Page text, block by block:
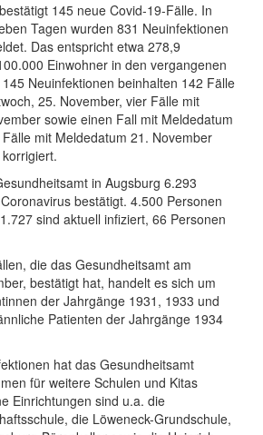
145 neue Covid-19-Fälle. In
Tagen wurden 831 Neuinfektionen
Das entspricht etwa 278,9
Einwohner in den vergangenen
Neuinfektionen beinhalten 142 Fälle
25. November, vier Fälle mit
sowie einen Fall mit Meldedatum
mit Meldedatum 21. November
in Augsburg 6.293
bestätigt. 4.500 Personen
sind aktuell infiziert, 66 Personen
die das Gesundheitsamt am
bestätigt hat, handelt es sich um
der Jahrgänge 1931, 1933 und
Patienten der Jahrgänge 1934
hat das Gesundheitsamt
für weitere Schulen und Kitas
Einrichtungen sind u.a. die
die Löweneck-Grundschule,